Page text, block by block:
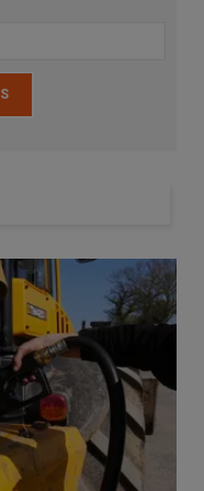
Agri, Édouard Milliard
organiques à faible
clients le même jour.